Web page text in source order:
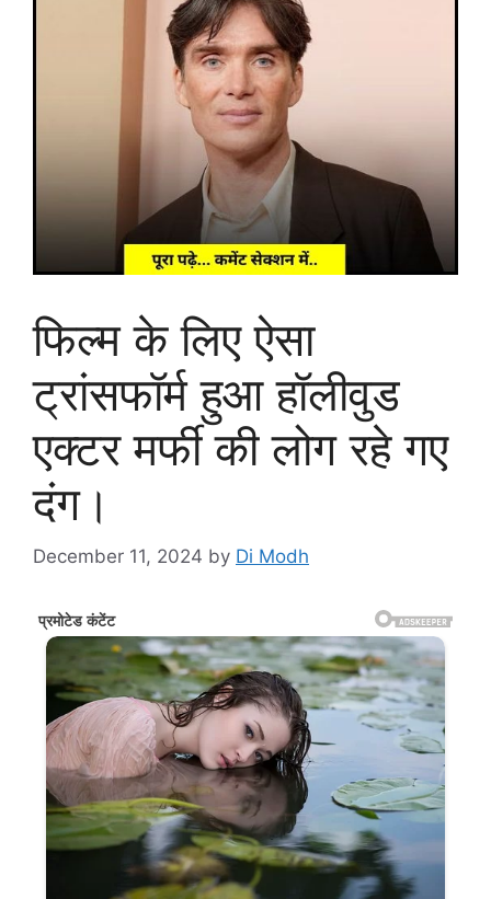
फिल्म के लिए ऐसा
ट्रांसफॉर्म हुआ हॉलीवुड
एक्टर मर्फी की लोग रहे गए
दंग।
December 11, 2024 by Di Modh